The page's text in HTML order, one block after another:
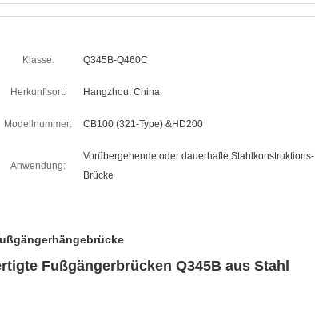
Klasse: Q345B-Q460C
Herkunftsort: Hangzhou, China
Modellnummer: CB100 (321-Type) &HD200
Anwendung:
Vorübergehende oder dauerhafte Stahlkonstruktions-
Brücke
Fußgängerbrücken Q345B aus Stahl